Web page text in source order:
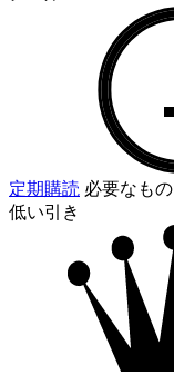
定期購読 必要なもの
低い引き